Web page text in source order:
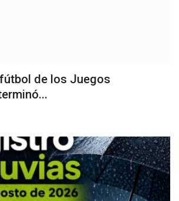
de los Juegos